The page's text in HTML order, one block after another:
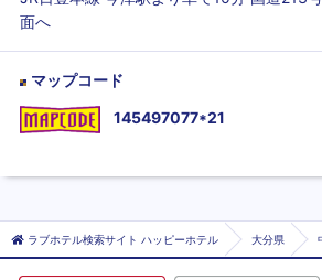
面へ
マップコード
145497077*21
ラブホテル検索サイト ハッピーホテル 大分県